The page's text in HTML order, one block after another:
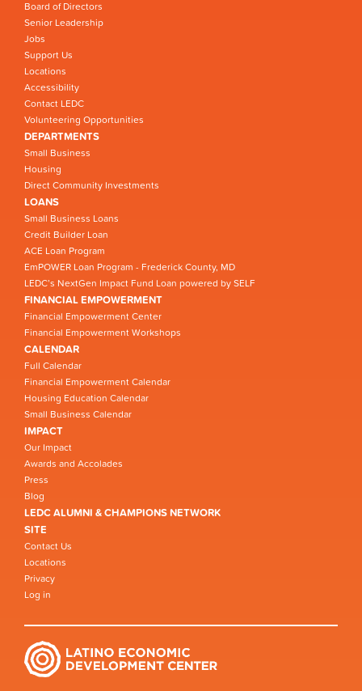
Board of Directors
Senior Leadership
Jobs
Support Us
Locations
Accessibility
Contact LEDC
Volunteering Opportunities
DEPARTMENTS
Small Business
Housing
Direct Community Investments
LOANS
Small Business Loans
Credit Builder Loan
ACE Loan Program
EmPOWER Loan Program - Frederick County, MD
LEDC’s NextGen Impact Fund Loan powered by SELF
FINANCIAL EMPOWERMENT
Financial Empowerment Center
Financial Empowerment Workshops
CALENDAR
Full Calendar
Financial Empowerment Calendar
Housing Education Calendar
Small Business Calendar
IMPACT
Our Impact
Awards and Accolades
Press
Blog
LEDC ALUMNI & CHAMPIONS NETWORK
SITE
Contact Us
Locations
Privacy
Log in